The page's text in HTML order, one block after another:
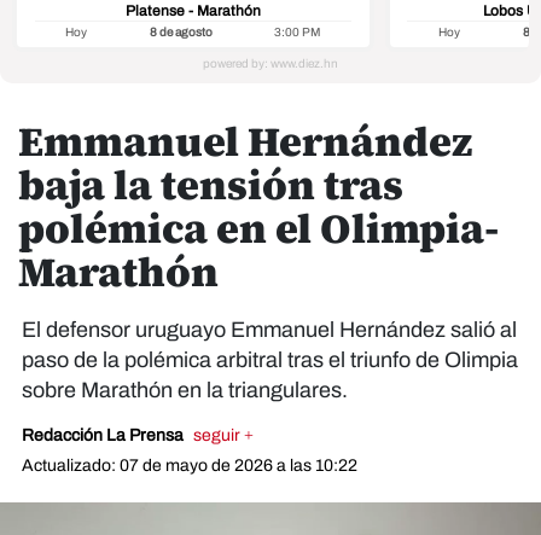
Platense - Marathón
Hoy 8 de agosto 3:00 PM
Lobos
Hoy 8
Emmanuel Hernández
baja la tensión tras
polémica en el Olimpia-
Marathón
El defensor uruguayo Emmanuel Hernández salió al
paso de la polémica arbitral tras el triunfo de Olimpia
sobre Marathón en la triangulares.
Redacción La Prensa seguir +
Actualizado: 07 de mayo de 2026 a las 10:22